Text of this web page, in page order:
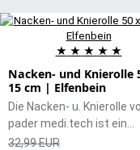
★ ★ ★ ★ ★
Nacken- und Knierolle
15 cm | Elfenbein
32,99 EUR
Die Nacken- u. Knierolle
pader medi.tech ist ein
unverzichtbarer Begleiter